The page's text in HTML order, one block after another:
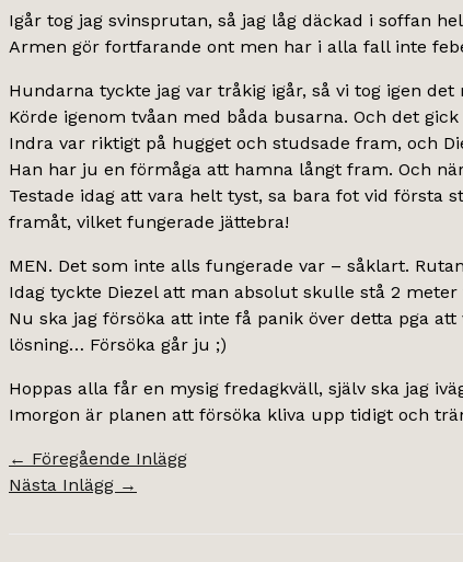
Igår tog jag svinsprutan, så jag låg däckad i soffan
Armen gör fortfarande ont men har i alla fall inte
Hundarna tyckte jag var tråkig igår, så vi tog igen det
Körde igenom tvåan med båda busarna. Och det
Indra var riktigt på hugget och studsade fram, och
Han har ju en förmåga att hamna långt fram. Och
Testade idag att vara helt tyst, sa bara fot vid första
framåt, vilket fungerade jättebra!
MEN. Det som inte alls fungerade var – såklart.
Idag tyckte Diezel att man absolut skulle stå 2
Nu ska jag försöka att inte få panik över detta pga
lösning… Försöka går ju ;)
Hoppas alla får en mysig fredagkväll, själv ska jag
Imorgon är planen att försöka kliva upp tidigt och
← Föregående Inlägg
Nästa Inlägg →